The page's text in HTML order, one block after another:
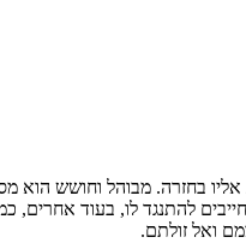
בחזרה. מבוהל וחושש הוא
להתנגד לו, בעוד אחרים,
ואל זולתם.